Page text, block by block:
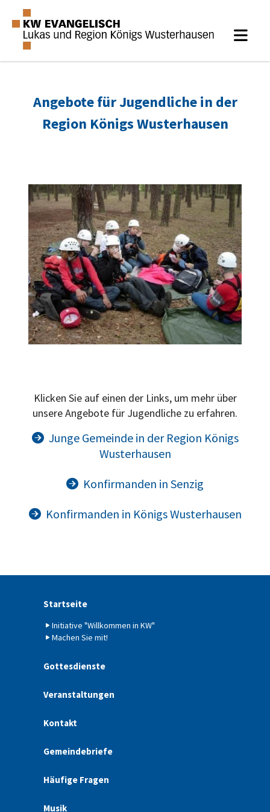
Angebote für Jugendliche in der
Region Königs Wusterhausen
Klicken Sie auf einen der Links, um mehr über
unsere Angebote für Jugendliche zu erfahren.
Junge Gemeinde in der Region Königs
Wusterhausen
 Konfirmanden in Senzig
Konfirmanden in Königs Wusterhausen
Startseite
Initiative "Willkommen in KW"
Machen Sie mit!
Gottesdienste
Veranstaltungen
Kontakt
Gemeindebriefe
Häufige Fragen
Musik